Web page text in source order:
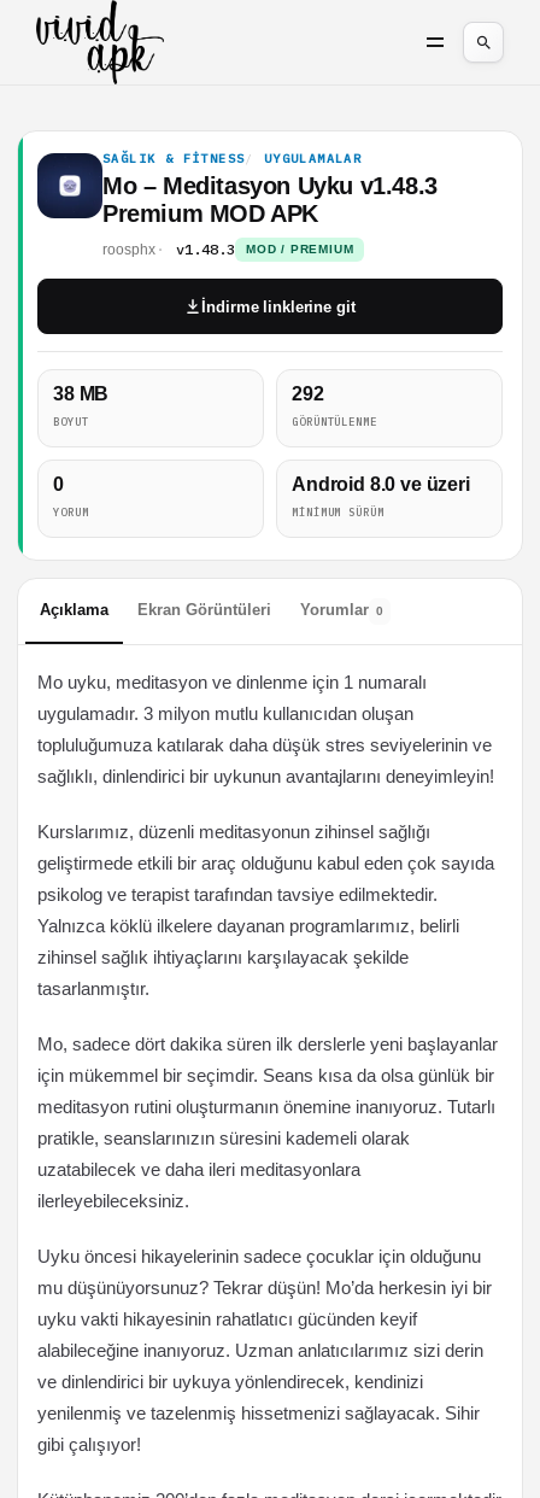
SAĞLIK & FITNESS UYGULAMALAR
Mo – Meditasyon Uyku v1.48.3
Premium MOD APK
roosphx v1.48.3 MOD / PREMIUM
38 MB
BOYUT
292
GÖRÜNTÜLENME
0
YORUM
Android 8.0 ve üzeri
MINIMUM SÜRÜM
İndirme linklerine git
Açıklama Ekran Görüntüleri Yorumlar 0
Mo uyku, meditasyon ve dinlenme için 1 numaralı
uygulamadır. 3 milyon mutlu kullanıcıdan oluşan
topluluğumuza katılarak daha düşük stres seviyelerinin ve
sağlıklı, dinlendirici bir uykunun avantajlarını deneyimleyin!
Kurslarımız, düzenli meditasyonun zihinsel sağlığı
geliştirmede etkili bir araç olduğunu kabul eden çok sayıda
psikolog ve terapist tarafından tavsiye edilmektedir.
Yalnızca köklü ilkelere dayanan programlarımız, belirli
zihinsel sağlık ihtiyaçlarını karşılayacak şekilde
tasarlanmıştır.
Mo, sadece dört dakika süren ilk derslerle yeni başlayanlar
için mükemmel bir seçimdir. Seans kısa da olsa günlük bir
meditasyon rutini oluşturmanın önemine inanıyoruz. Tutarlı
pratikle, seanslarınızın süresini kademeli olarak
uzatabilecek ve daha ileri meditasyonlara
ilerleyebileceksiniz.
Uyku öncesi hikayelerinin sadece çocuklar için olduğunu
mu düşünüyorsunuz? Tekrar düşün! Mo’da herkesin iyi bir
uyku vakti hikayesinin rahatlatıcı gücünden keyif
alabileceğine inanıyoruz. Uzman anlatıcılarımız sizi derin
ve dinlendirici bir uykuya yönlendirecek, kendinizi
yenilenmiş ve tazelenmiş hissetmenizi sağlayacak. Sihir
gibi çalışıyor!